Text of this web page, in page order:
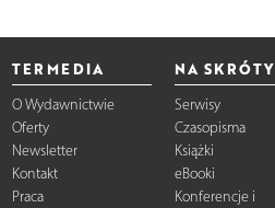
TERMEDIA
O Wydawnictwie
Oferty
Newsletter
Kontakt
Praca
NA SKRÓTY
Serwisy
Czasopisma
Książki
eBooki
Konferencje i